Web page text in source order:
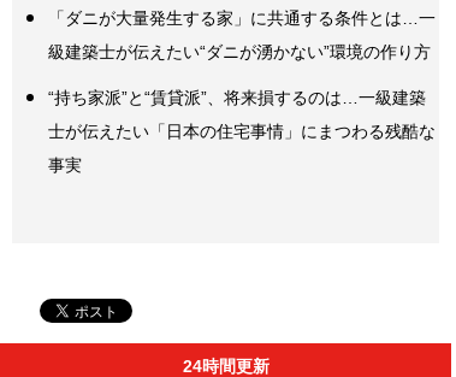
「ダニが大量発生する家」に共通する条件とは…一
級建築士が伝えたい“ダニが湧かない”環境の作り方
“持ち家派”と“賃貸派”、将来損するのは…一級建築
士が伝えたい「日本の住宅事情」にまつわる残酷な
事実
24時間更新